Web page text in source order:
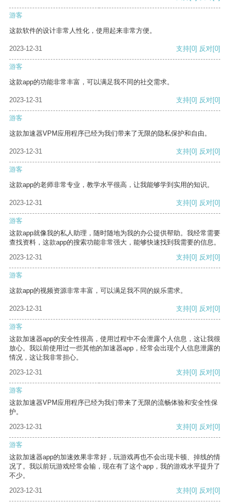
游客
这款软件的设计非常人性化，使用起来非常方便。
2023-12-31 支持[0] 反对[0]
游客
这款app的功能非常丰富，可以满足我不同的社交需求。
2023-12-31 支持[0] 反对[0]
游客
这款加速器VPM应用程序已经为我们带来了无限的隐私保护和自由。
2023-12-31 支持[0] 反对[0]
游客
这款app的老师非常专业，教学水平很高，让我能够学到实用的知识。
2023-12-31 支持[0] 反对[0]
游客
这款app就像我的私人助理，随时随地为我的办公提供帮助。我经常需要
查找资料，这款app的搜索功能非常强大，能够快速找到我需要的信息。
2023-12-31
支持[0] 反对[0]
游客
这款app的视频资源非常丰富，可以满足我不同的娱乐需求。
2023-12-31 支持[0] 反对[0]
游客
这款加速器app的安全性很高，使用过程中不会泄露个人信息，这让我很
放心。我以前使用过一些其他的加速器app，经常会出现个人信息泄露的
情况，这让我非常担心。
2023-12-31
支持[0] 反对[0]
游客
这款加速器VPM应用程序已经为我们带来了无限的流畅体验和安全性保
护。
2023-12-31
支持[0] 反对[0]
游客
这款加速器app的加速效果非常好，玩游戏再也不会出现卡顿、掉线的情
况了。我以前玩游戏经常会输，现在有了这个app，我的游戏水平提升了
不少。
2023-12-31
支持[0] 反对[0]